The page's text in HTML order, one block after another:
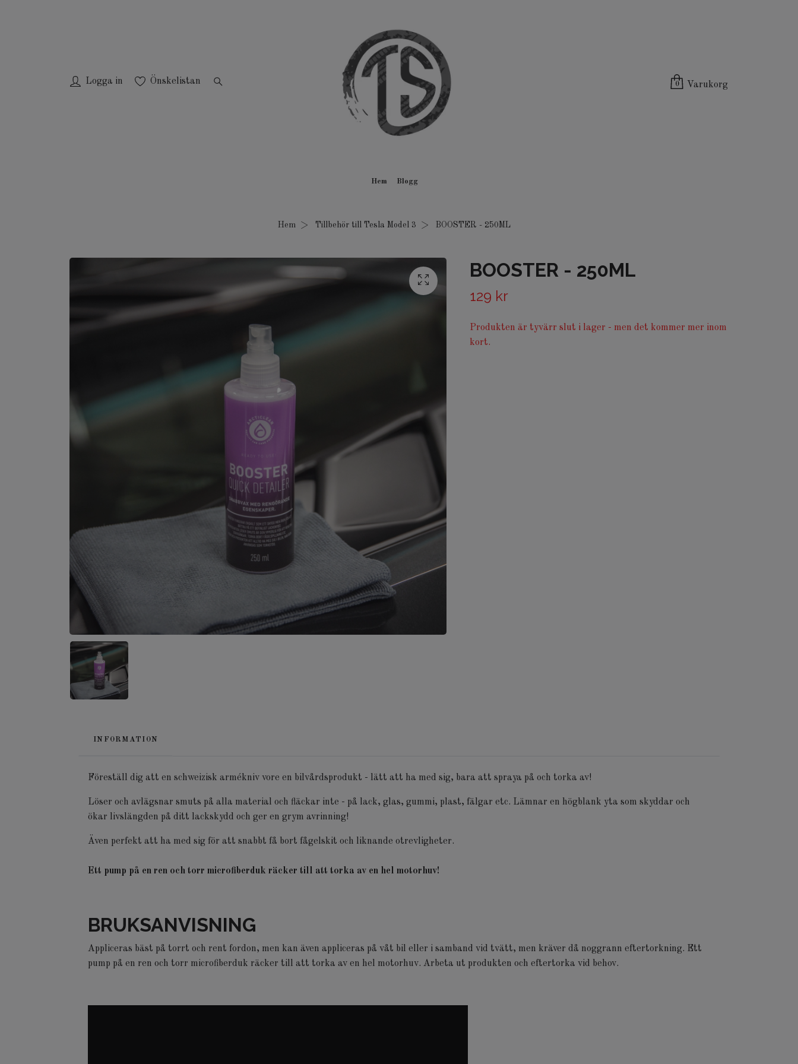
Logga in Önskelistan 0 Varukorg
Hem Blogg
Hem Tillbehör till Tesla Model 3 BOOSTER - 250ML
BOOSTER - 250ML
129 kr
Produkten är tyvärr slut i lager - men det kommer mer inom
kort.
INFORMATION
Föreställ dig att en schweizisk armékniv vore en bilvårdsprodukt - lätt att ha med sig, bara att spraya på och torka av!
Löser och avlägsnar smuts på alla material och fläckar inte - på lack, glas, gummi, plast, fälgar etc. Lämnar en högblank yta som skyddar och
ökar livslängden på ditt lackskydd och ger en grym avrinning!
Även perfekt att ha med sig för att snabbt få bort fågelskit och liknande otrevligheter.
Ett pump på en ren och torr microfiberduk räcker till att torka av en hel motorhuv!
BRUKSANVISNING
Appliceras bäst på torrt och rent fordon, men kan även appliceras på våt bil eller i samband vid tvätt, men kräver då noggrann eftertorkning. Ett
pump på en ren och torr microfiberduk räcker till att torka av en hel motorhuv. Arbeta ut produkten och eftertorka vid behov.